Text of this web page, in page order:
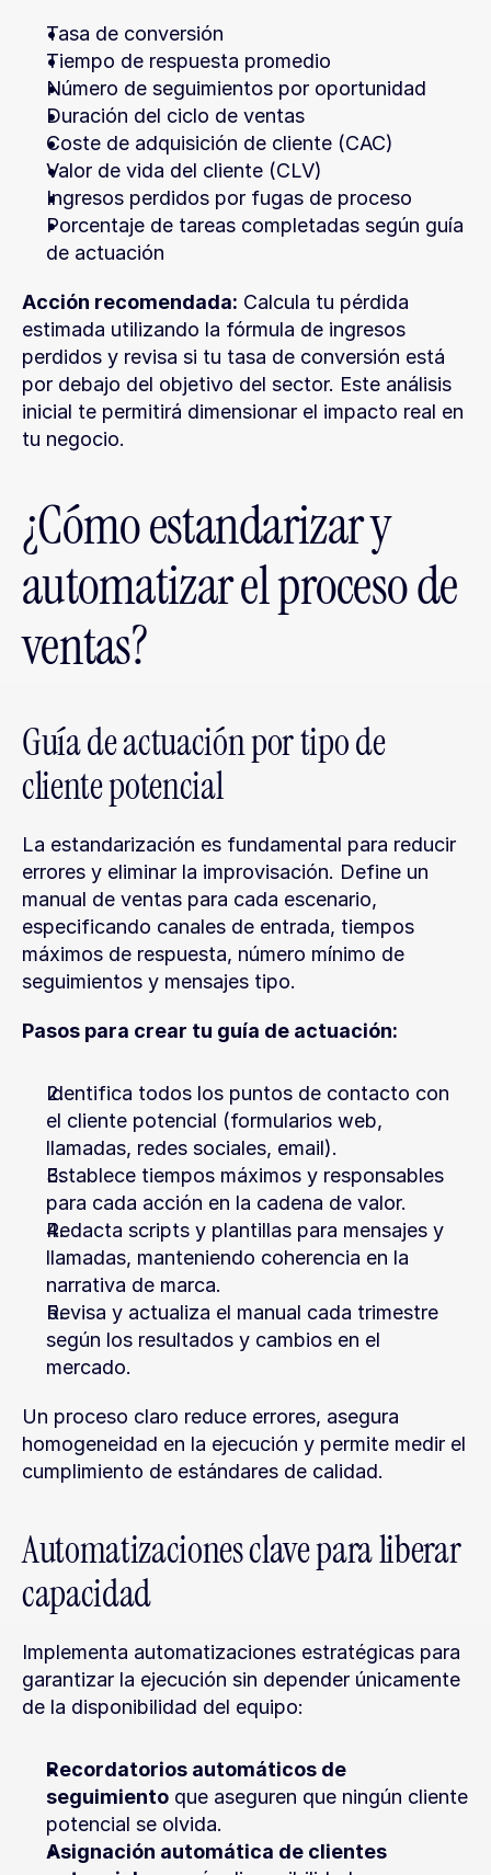
Tasa de conversión
Tiempo de respuesta promedio
Número de seguimientos por oportunidad
Duración del ciclo de ventas
Coste de adquisición de cliente (CAC)
Valor de vida del cliente (CLV)
Ingresos perdidos por fugas de proceso
Porcentaje de tareas completadas según guía
de actuación
Acción recomendada: Calcula tu pérdida
estimada utilizando la fórmula de ingresos
perdidos y revisa si tu tasa de conversión está
por debajo del objetivo del sector. Este análisis
inicial te permitirá dimensionar el impacto real en
tu negocio.
¿Cómo estandarizar y
automatizar el proceso de
ventas?
Guía de actuación por tipo de
cliente potencial
La estandarización es fundamental para reducir
errores y eliminar la improvisación. Define un
manual de ventas para cada escenario,
especificando canales de entrada, tiempos
máximos de respuesta, número mínimo de
seguimientos y mensajes tipo.
Pasos para crear tu guía de actuación:
Identifica todos los puntos de contacto con
el cliente potencial (formularios web,
llamadas, redes sociales, email).
Establece tiempos máximos y responsables
para cada acción en la cadena de valor.
Redacta scripts y plantillas para mensajes y
llamadas, manteniendo coherencia en la
narrativa de marca.
Revisa y actualiza el manual cada trimestre
según los resultados y cambios en el
mercado.
Un proceso claro reduce errores, asegura
homogeneidad en la ejecución y permite medir el
cumplimiento de estándares de calidad.
Automatizaciones clave para liberar
capacidad
Implementa automatizaciones estratégicas para
garantizar la ejecución sin depender únicamente
de la disponibilidad del equipo:
Recordatorios automáticos de
seguimiento que aseguren que ningún cliente
potencial se olvida.
Asignación automática de clientes